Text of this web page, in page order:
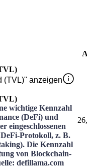
(TVL)" anzeigen
wichtige Kennzahl
(DeFi) und
eingeschlossenen
Protokoll, z. B.
Die Kennzahl
von Blockchain-
defillama.com